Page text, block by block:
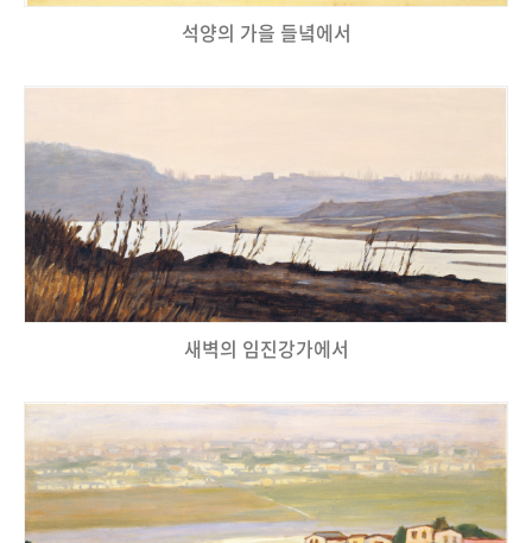
석양의 가을 들녘에서
새벽의 임진강가에서